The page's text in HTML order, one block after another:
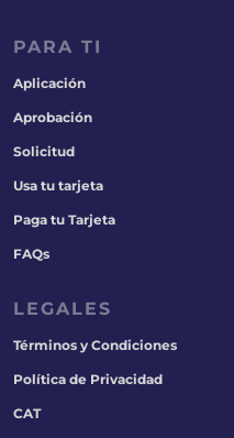
PARA TI
Aplicación
Aprobación
Solicitud
Usa tu tarjeta
Paga tu Tarjeta
FAQs
LEGALES
Términos y Condiciones
Política de Privacidad
CAT